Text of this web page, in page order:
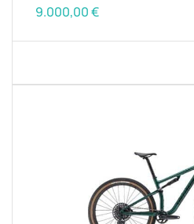
9.000,00€